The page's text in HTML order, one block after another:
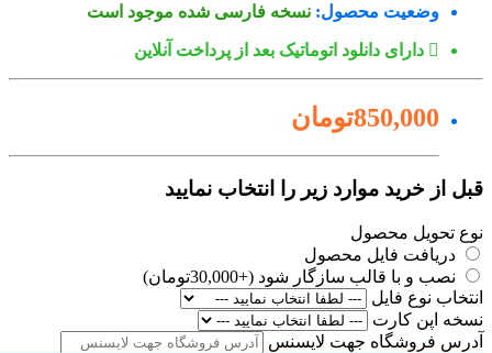
وضعیت محصول:نسخه فارسی شده موجود است
دارای دانلود اتوماتیک بعد از پرداخت آنلاین
850,000تومان
از خرید موارد زیر را انتخاب نمایید
تحویل محصول
دریافت فایل محصول
نصب و با قالب سازگار شود (+30,000تومان)
نوع فایل
اپن کارت
فروشگاه جهت لایسنس